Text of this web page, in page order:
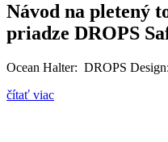
Návod na pletený
priadze DROPS
Ocean Halter: DROPS
čítať viac